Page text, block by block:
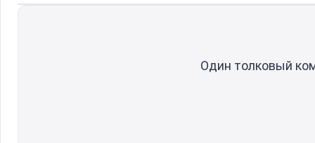
Один толковый